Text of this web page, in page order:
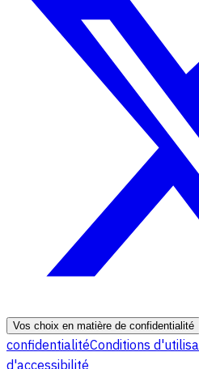
Vos choix en matière de confidentialité
confidentialitéConditions
d'accessibilité